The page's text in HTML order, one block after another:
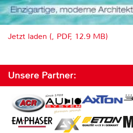
Jetzt laden (, PDF, 12.9 MB)
Unsere Partner: